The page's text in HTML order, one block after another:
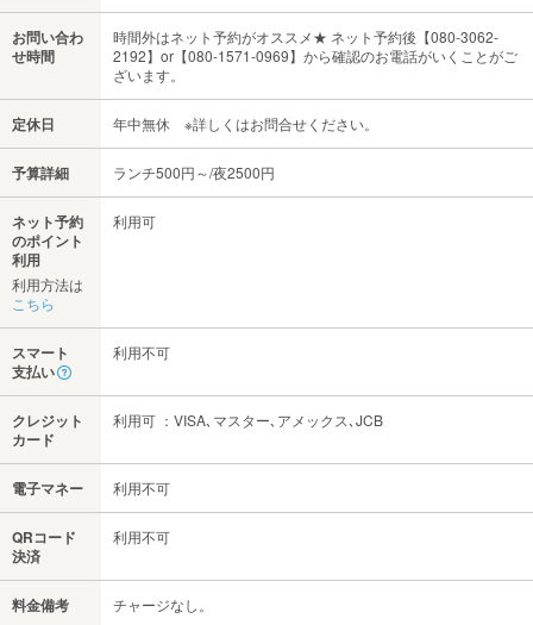
お問い合わ
せ時間
時間外はネット予約がオススメ★ ネット予約後【080-3062-
2192】or【080-1571-0969】から確認のお電話がいくことがご
ざいます。
定休日 年中無休 ※詳しくはお問合せください。
予算詳細 ランチ500円～/夜2500円
ネット予約
のポイント
利用
利用方法は
こちら
利用可
スマート
支払い
利用不可
クレジット
カード
利用可 ：VISA､マスター､アメックス､JCB
電子マネー 利用不可
QRコード
決済
利用不可
料金備考 チャージなし。